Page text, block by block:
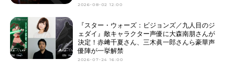
2026-08-02 12:00
『スター・ウォーズ：ビジョンズ／九人目のジ
ェダイ』敵キャラクター声優に大森南朋さんが
決定！赤﨑千夏さん、三木眞一郎さんら豪華声
優陣が一挙解禁
2026-07-24 16:00